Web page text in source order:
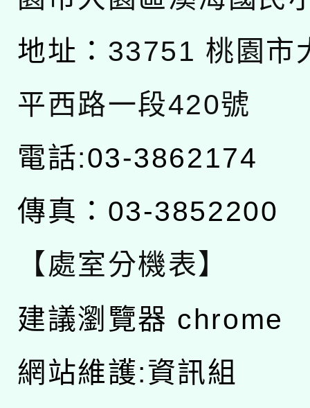
地址： 33751 桃園市
平西路一段420號
電話:03-3862174
傳真：03-3852200
【處室分機表】
建議瀏覽器 chrome
網站維護:資訊組